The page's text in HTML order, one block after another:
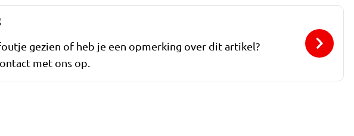
gezien of heb je een opmerking over dit artikel?
met ons op.